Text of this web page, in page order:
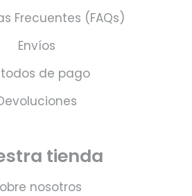
Frecuentes (FAQs)
Envíos
de pago
tienda
nosotros